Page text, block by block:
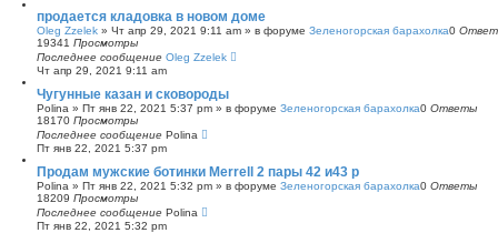
продается кладовка в новом доме
Oleg Zzelek » Чт апр 29, 2021 9:11 am » в форуме Зеленогорская барахолка0
19341 Просмотры
Последнее сообщение Oleg Zzelek
Чт апр 29, 2021 9:11 am
Чугунные казан и сковороды
Polina » Пт янв 22, 2021 5:37 pm » в форуме Зеленогорская барахолка0 Ответы
18170 Просмотры
Последнее сообщение Polina
Пт янв 22, 2021 5:37 pm
Продам мужские ботинки Merrell 2 пары 42 и43 р
Polina » Пт янв 22, 2021 5:32 pm » в форуме Зеленогорская барахолка0 Ответы
18209 Просмотры
Последнее сообщение Polina
Пт янв 22, 2021 5:32 pm